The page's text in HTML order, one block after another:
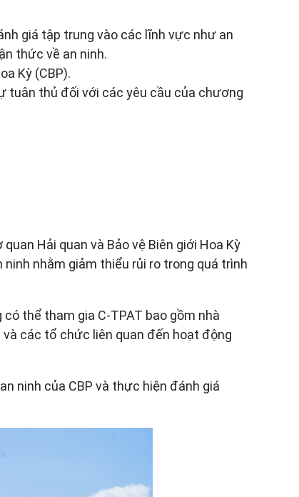
giá tập trung vào các lĩnh vực như an
thức về an ninh.
Kỳ (CBP).
tuân thủ đối với các yêu cầu của chương
Hải quan và Bảo vệ Biên giới Hoa Kỳ
nhằm giảm thiểu rủi ro trong quá trình
thể tham gia C-TPAT bao gồm nhà
và các tổ chức liên quan đến hoạt động
ninh của CBP và thực hiện đánh giá